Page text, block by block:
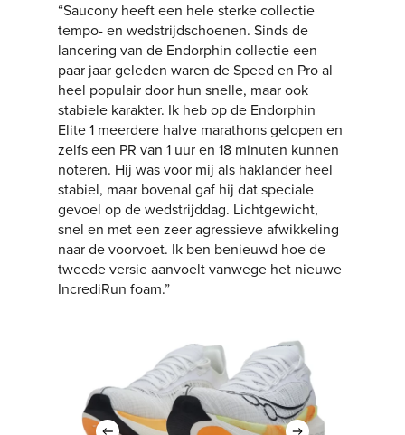
“Saucony heeft een hele sterke collectie
tempo- en wedstrijdschoenen. Sinds de
lancering van de Endorphin collectie een
paar jaar geleden waren de Speed en Pro al
heel populair door hun snelle, maar ook
stabiele karakter. Ik heb op de Endorphin
Elite 1 meerdere halve marathons gelopen en
zelfs een PR van 1 uur en 18 minuten kunnen
noteren. Hij was voor mij als haklander heel
stabiel, maar bovenal gaf hij dat speciale
gevoel op de wedstrijddag. Lichtgewicht,
snel en met een zeer agressieve afwikkeling
naar de voorvoet. Ik ben benieuwd hoe de
tweede versie aanvoelt vanwege het nieuwe
IncrediRun foam.”